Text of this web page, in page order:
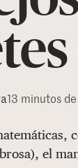
13 minutos
el